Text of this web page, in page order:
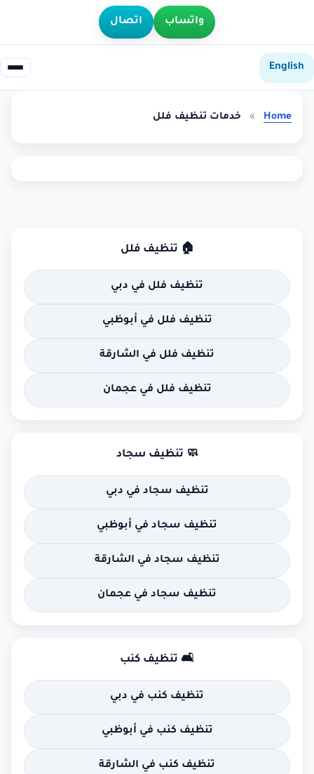
واتساب اتصال
English
Home
» خدمات تنظيف فلل
🏠 تنظيف فلل
تنظيف فلل في دبي
تنظيف فلل في أبوظبي
تنظيف فلل في الشارقة
تنظيف فلل في عجمان
🧼 تنظيف سجاد
تنظيف سجاد في دبي
تنظيف سجاد في أبوظبي
تنظيف سجاد في الشارقة
تنظيف سجاد في عجمان
🛋 تنظيف كنب
تنظيف كنب في دبي
تنظيف كنب في أبوظبي
تنظيف كنب في الشارقة